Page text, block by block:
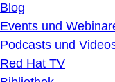
Blog
Events und
Podcasts und
Red Hat TV